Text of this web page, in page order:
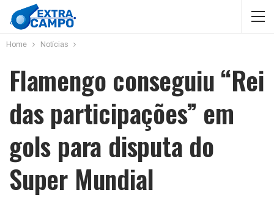
Home Notícias
Flamengo conseguiu “Rei
das participações” em
gols para disputa do
Super Mundial